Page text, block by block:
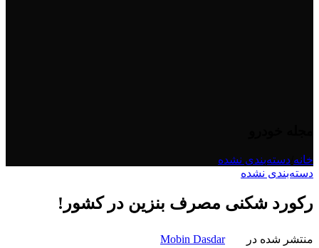
خانه دسته‌بندی نشده
دسته‌بندی نشده
رکورد شکنی مصرف بنزین در کشور!
منتشر شده در
Mobin Dasdar